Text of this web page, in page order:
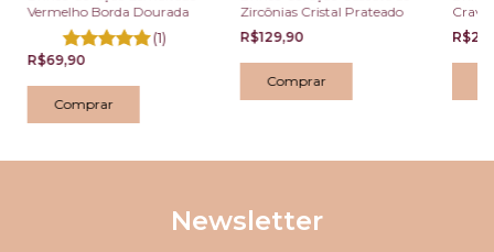
Vermelho Borda Dourada
(1)
R$69,90
Zircônias Cristal Prateado
R$129,90
Azuis
Newsletter